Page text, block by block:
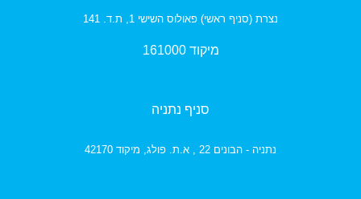
נצרת (סניף ראשי) פאולוס השישי 1, ת.ד. 141
מיקוד 161000
סניף נתניה
נתניה - הבונים 22 , א.ת. פולג, מיקוד 42170